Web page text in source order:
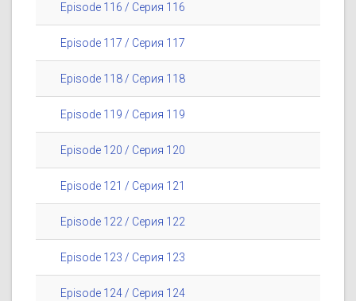
Episode 116 / Серия 116
Episode 117 / Серия 117
Episode 118 / Серия 118
Episode 119 / Серия 119
Episode 120 / Серия 120
Episode 121 / Серия 121
Episode 122 / Серия 122
Episode 123 / Серия 123
Episode 124 / Серия 124